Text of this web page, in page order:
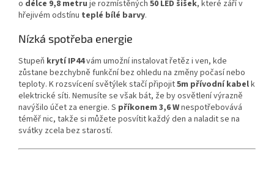
o délce 9,8 metru je rozmístěných 50 LED šišek, které září v
hřejivém odstínu teplé bílé barvy.
Nízká spotřeba energie
Stupeň krytí IP44vám umožní instalovat řetěz i ven, kde
zůstane bezchybně funkční bez ohledu na změny počasí nebo
teploty. K rozsvícení světýlek stačí připojit5m přívodní kabelk
elektrické síti. Nemusíte se však bát, že by osvětlení výrazně
navýšilo účet za energie. S příkonem 3,6 Wnespotřebovává
téměř nic, takže si můžete posvítit každý den a naladit se na
svátky zcela bez starostí.